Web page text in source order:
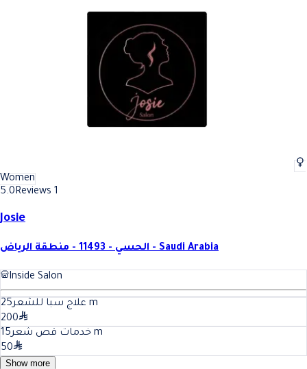
Women
5.0Reviews 1
Josie
الحسي - 11493 - منطقة الرياض - Saudi Arabia
Inside Salon
علاج سبا للشعر25
m
200
خدمات قص شعر15
m
50
Show more